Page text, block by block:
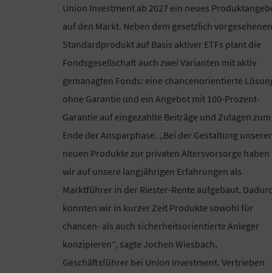
Union Investment ab 2027 ein neues
auf den Markt. Neben dem gesetzlich vorgesehenen
Standardprodukt auf Basis aktiver ETFs plant die
Fondsgesellschaft auch zwei Varianten mit aktiv
gemanagten Fonds: eine chancenorientierte
ohne Garantie und ein Angebot mit 100-Prozent-
Garantie auf eingezahlte Beiträge und Zulagen zum
Ende der Ansparphase. „Bei der Gestaltung unserer
neuen Produkte zur privaten Altersvorsorge haben
wir auf unsere langjährigen Erfahrungen als
Marktführer in der Riester-Rente aufgebaut.
konnten wir in kurzer Zeit Produkte sowohl für
chancen- als auch sicherheitsorientierte Anleger
konzipieren“, sagte Jochen Wiesbach,
Geschäftsführer bei Union Investment. Vertrieben